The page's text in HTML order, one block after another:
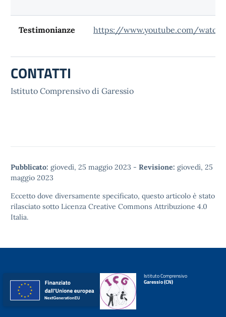
Testimonianze https://www.youtube.com/
CONTATTI
Istituto Comprensivo di Garessio
Pubblicato: giovedì, 25 maggio 2023 - Revisione: giovedì, 25
maggio 2023
Eccetto dove diversamente specificato, questo articolo è stato
rilasciato sotto Licenza Creative Commons Attribuzione 4.0
Italia.
Istituto Comprensivo
Garessio (CN)